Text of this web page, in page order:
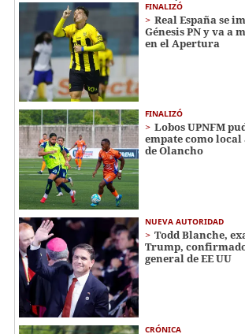
FINALIZÓ
Real España se
Génesis PN y va a
en el Apertura
FINALIZÓ
Lobos UPNFM
empate como local
de Olancho
NUEVA AUTORIDAD
Todd Blanche,
Trump,
general de EE UU
CRÓNICA